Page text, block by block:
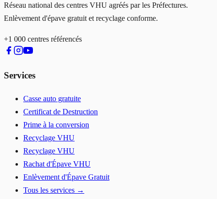
Réseau national des centres VHU agréés par les Préfectures.
Enlèvement d'épave gratuit et recyclage conforme.
+1 000 centres référencés
Services
Casse auto gratuite
Certificat de Destruction
Prime à la conversion
Recyclage VHU
Recyclage VHU
Rachat d'Épave VHU
Enlèvement d'Épave Gratuit
Tous les services →